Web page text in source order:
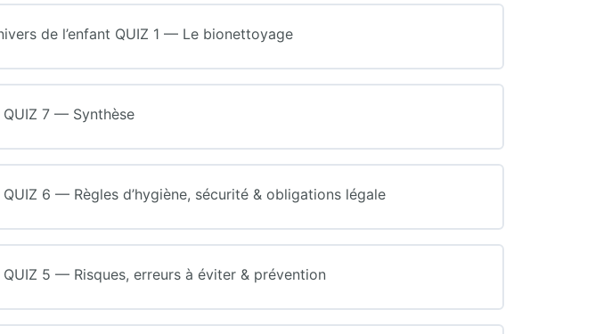
de l’enfant QUIZ 1 — Le bionettoyage
QUIZ 7 — Synthèse
6 — Règles d’hygiène, sécurité & obligations légale
QUIZ 5 — Risques, erreurs à éviter & prévention